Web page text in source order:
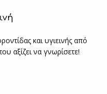
και υγιεινής από
αξίζει να γνωρίσετε!